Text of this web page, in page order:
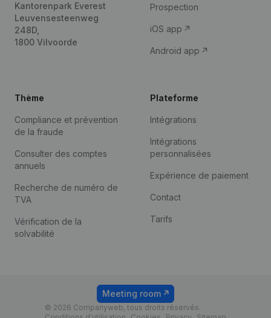
Kantorenpark Everest
Leuvensesteenweg
248D,
1800 Vilvoorde
Prospection
iOS app
Android app
Thème
Compliance et prévention
de la fraude
Consulter des comptes
annuels
Recherche de numéro de
TVA
Vérification de la
solvabilité
Plateforme
Intégrations
Intégrations
personnalisées
Expérience de paiement
Contact
Tarifs
© 2026 Companyweb, tous droits réservés.
Meeting room